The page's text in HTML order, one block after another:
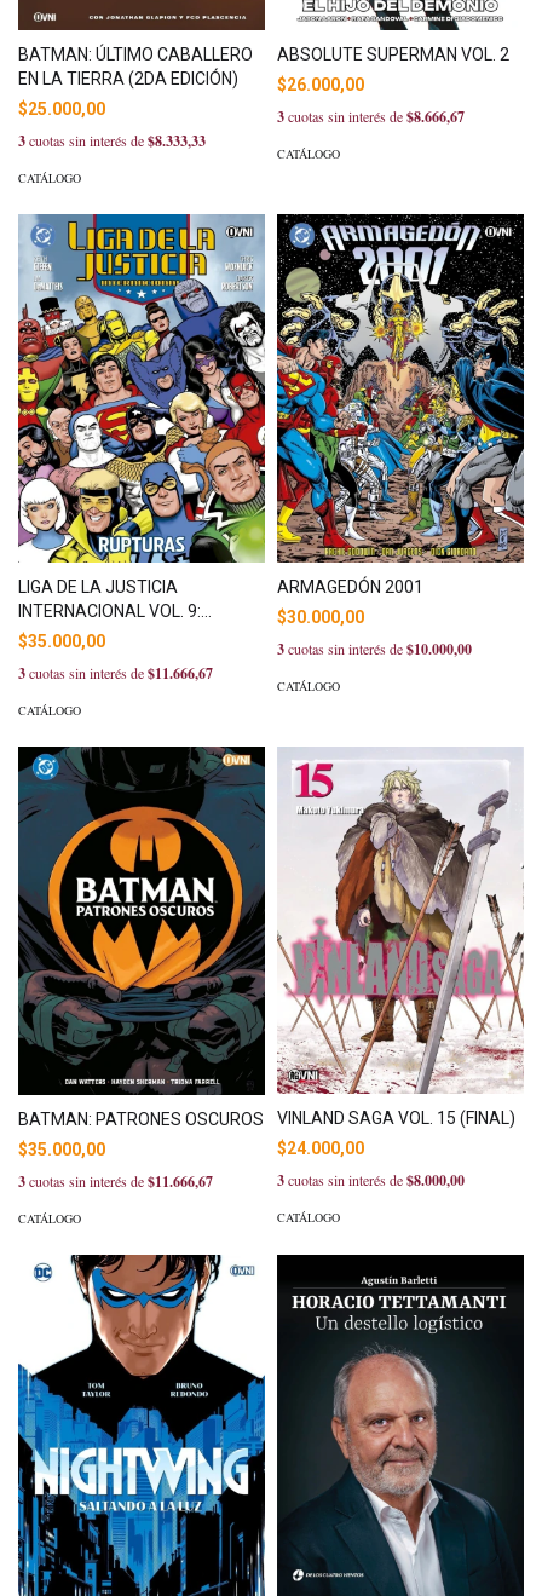
BATMAN: ÚLTIMO CABALLERO
EN LA TIERRA (2DA EDICIÓN)
$25.000,00
3cuotas sin interés de$8.333,33
CATÁLOGO
ABSOLUTE SUPERMAN VOL. 2
$26.000,00
3cuotas sin interés de$8.666,67
CATÁLOGO
LIGA DE LA JUSTICIA
INTERNACIONAL VOL. 9:
RUPTURAS
$35.000,00
3cuotas sin interés de$11.666,67
CATÁLOGO
ARMAGEDÓN 2001
$30.000,00
3cuotas sin interés de$10.000,00
CATÁLOGO
BATMAN: PATRONES OSCUROS
$35.000,00
3cuotas sin interés de$11.666,67
CATÁLOGO
VINLAND SAGA VOL. 15 (FINAL)
$24.000,00
3cuotas sin interés de$8.000,00
CATÁLOGO